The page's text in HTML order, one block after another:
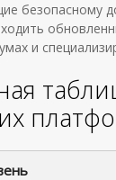
безопасному
и